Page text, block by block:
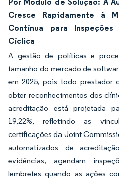
Cresce Rapidamente à
Contínua para
Cíclica
A gestão de políticas e
tamanho do mercado de
em 2025, pois todo prestador
obter reconhecimentos dos
acreditação está projetada
19,22%, refletindo as
certificações da Joint
automatizados de
evidências, agendam
lembretes quando as ações